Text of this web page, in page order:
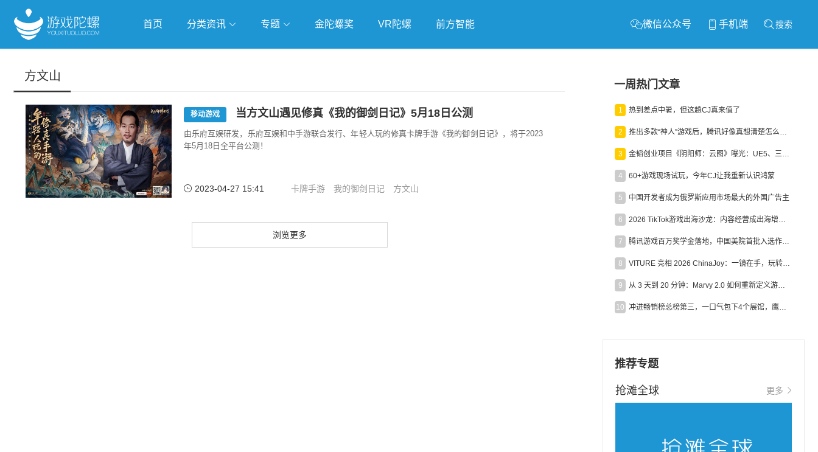
首页 分类资讯 专题 金陀螺奖 VR陀螺 前方智能 微信公众号 手机端 搜索
方文山
移动游戏 当方文山遇见修真《我的御剑日记》5月18日公测
由乐府互娱研发，乐府互娱和中手游联合发行、年轻人玩的修真卡牌手游《我的御剑日记》，将于2023
年5月18日全平台公测！
2023-04-27 15:41 卡牌手游 我的御剑日记 方文山
浏览更多
一周热门文章
1 热到差点中暑，但这趟CJ真来值了
2 推出多款“神人”游戏后，腾讯好像真想清楚怎么做二次元了
3 金韬创业项目《阴阳师：云图》曝光：UE5、三端互通、ARPG
4 60+游戏现场试玩，今年CJ让我重新认识鸿蒙
5 中国开发者成为俄罗斯应用市场最大的外国广告主
6 2026 TikTok游戏出海沙龙：内容经营成出海增长新引擎
7 腾讯游戏百万奖学金落地，中国美院首批入选作品获业内关注
8 VITURE 亮相 2026 ChinaJoy：一镜在手，玩转全场！
9 从 3 天到 20 分钟：Marvy 2.0 如何重新定义游戏出海营销效率？
10 冲进畅销榜总榜第三，一口气包下4个展馆，鹰角把嘉年华做爆了
推荐专题
抢滩全球 更多